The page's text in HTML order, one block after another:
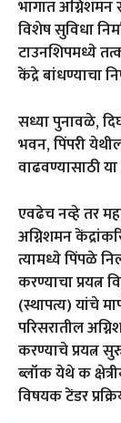
भागात
विशेष सुविधा
टाउनशिपमध्ये
केंद्रे बांधण्याचा
सध्या पुनावळे,
भवन,पिंपरी
वाढवण्यासाठी
एवढेच नव्हे तर
अग्निशमन
त्यामध्ये पिंपळे
करण्याचा प्रयत्न
(स्थापत्य) यांचे
परिसरातील
करण्याचे प्रयत्न
ब्लॉक येथे क
विषयक टेंडर